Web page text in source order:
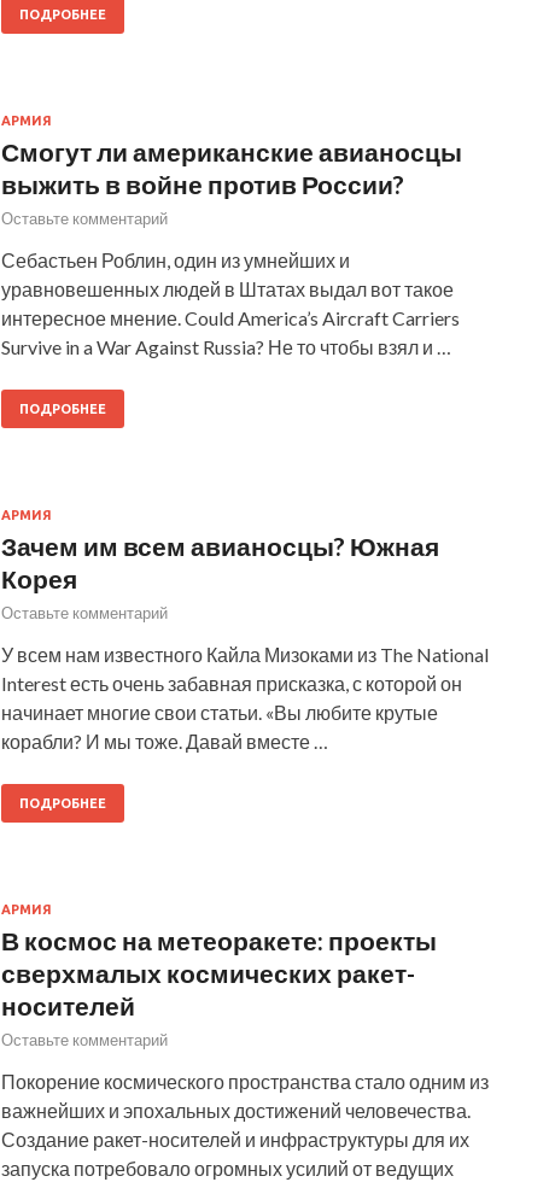
ПОДРОБНЕЕ
АРМИЯ
Смогут ли американские авианосцы
выжить в войне против России?
Оставьте комментарий
Себастьен Роблин, один из умнейших и
уравновешенных людей в Штатах выдал вот такое
интересное мнение. Could America’s Aircraft Carriers
Survive in a War Against Russia? Не то чтобы взял и …
ПОДРОБНЕЕ
АРМИЯ
Зачем им всем авианосцы? Южная
Корея
Оставьте комментарий
У всем нам известного Кайла Мизоками из The National
Interest есть очень забавная присказка, с которой он
начинает многие свои статьи. «Вы любите крутые
корабли? И мы тоже. Давай вместе …
ПОДРОБНЕЕ
АРМИЯ
В космос на метеоракете: проекты
сверхмалых космических ракет-
носителей
Оставьте комментарий
Покорение космического пространства стало одним из
важнейших и эпохальных достижений человечества.
Создание ракет-носителей и инфраструктуры для их
запуска потребовало огромных усилий от ведущих